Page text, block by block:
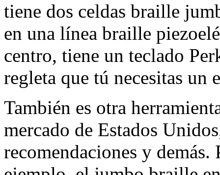
tiene dos celdas braille
en una línea braille
centro, tiene un teclado
regleta que tú necesitas un
También es otra
mercado de Estados
recomendaciones y demás.